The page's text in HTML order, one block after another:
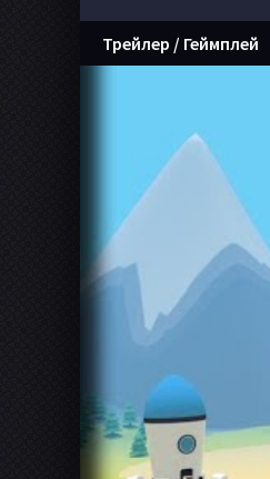
Трейлер / Геймплей